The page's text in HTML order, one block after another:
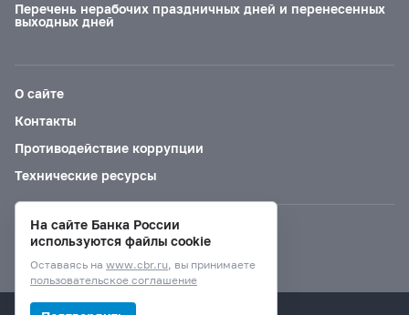
Перечень нерабочих праздничных дней и перенесенных
выходных дней
О сайте
Контакты
Противодействие коррупции
Технические ресурсы
Версия для слабовидящих
На сайте Банка России
используются файлы cookie
Оставаясь на www.cbr.ru, вы принимаете
пользовательское соглашение